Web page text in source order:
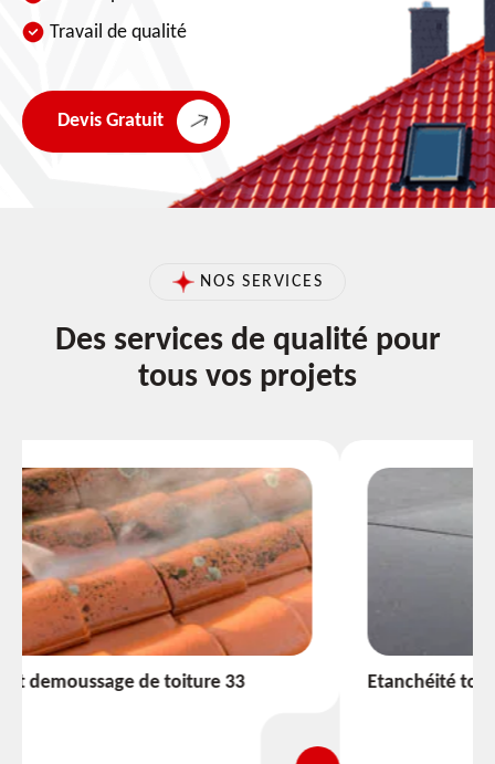
Travail de qualité
Devis Gratuit
NOS SERVICES
Des services de qualité pour
tous vos projets
Etanchéité toiture 33